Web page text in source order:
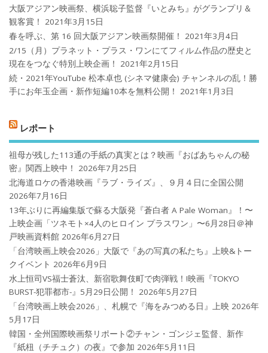
大阪アジアン映画祭、横浜聡子監督『いとみち』がグランプリ＆
観客賞！
2021年3月15日
春を呼ぶ、第 16 回大阪アジアン映画祭開催！
2021年3月4日
2/15（月）プラネット・プラス・ワンにてフィルム作品の歴史と
現在をつなぐ特別上映企画！
2021年2月15日
続・2021年YouTube 松本卓也 (シネマ健康会) チャンネルの乱！勝
手にお年玉企画・新作短編10本を無料公開！
2021年1月3日
レポート
祖母が残した113通の手紙の真実とは？映画『おばあちゃんの秘
密』関西上映中！
2026年7月25日
北海道ロケの香港映画『ラブ・ライズ』、９月４日に全国公開
2026年7月16日
13年ぶりに再編集版で蘇る大阪発『蒼白者 A Pale Woman』！〜
上映企画「ツネモト×4人のヒロイン プラスワン」〜6月28日＠神
戸映画資料館 2026年6月27日
「台湾映画上映会2026」大阪で『あの写真の私たち』上映&トー
クイベント 2026年6月9日
水上恒司VS福士蒼汰、新宿歌舞伎町で肉弾戦！!映画『TOKYO
BURST-犯罪都市-』5月29日公開！
2026年5月27日
「台湾映画上映会2026」、札幌で『海をみつめる日』上映 2026年
5月17日
韓国・全州国際映画祭リポート②チャン・ゴンジェ監督、新作
『紙杻（チチュク）の夜』で参加 2026年5月11日